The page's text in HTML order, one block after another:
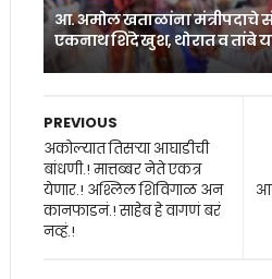
आ. अमोल खताळांना मंत्रीपदाचे
एकनाथ शिंदे खुश, थोरात व तांबे
PREVIOUS
अकोल्यात तिसर्‍या आघाडीची
बांधणी.! मात्तब्बर नेते एकत्र
येणार.! अश्लिल शिविगाळ अन
कानफाडनं.! साहेब हे वागणं बरं
नव्हं.!